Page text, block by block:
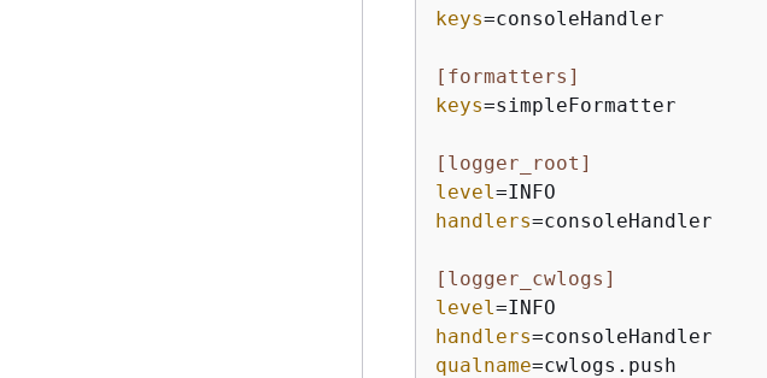
keys=consoleHandler
[formatters]
keys=simpleFormatter
[logger_root]
level
handlers=consoleHandler
[logger_cwlogs]
level
handlers
qualname